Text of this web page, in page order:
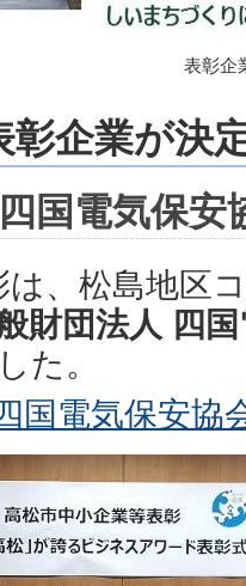
表彰企
彰企業が決
国電気保安
、松島地区
般財団法人 四
た。
国電気保安協